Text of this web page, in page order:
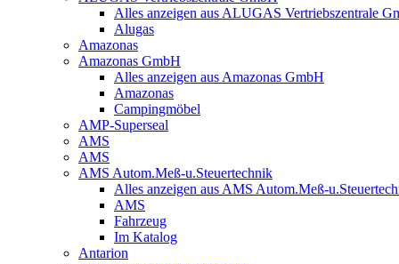
Alles anzeigen aus ALUGAS Vertriebszentrale
Alugas
Amazonas
Amazonas GmbH
Alles anzeigen aus Amazonas GmbH
Amazonas
Campingmöbel
AMP-Superseal
AMS
AMS
AMS Autom.Meß-u.Steuertechnik
Alles anzeigen aus AMS Autom.Meß-
AMS
Fahrzeug
Im Katalog
Antarion